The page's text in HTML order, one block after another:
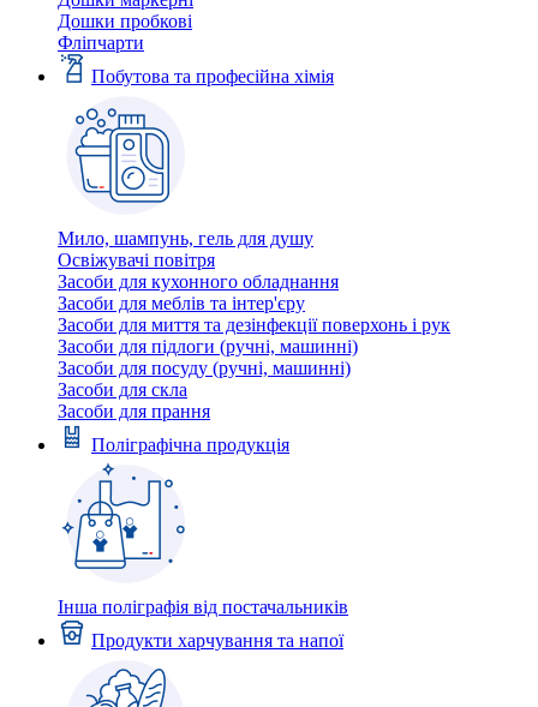
Дошки пробкові
Фліпчарти
Побутова та професійна хімія
Мило, шампунь, гель для душу
Освіжувачі повітря
Засоби для кухонного обладнання
Засоби для меблів та інтер'єру
Засоби для миття та дезінфекції поверхонь і рук
Засоби для підлоги (ручні, машинні)
Засоби для посуду (ручні, машинні)
Засоби для скла
Засоби для прання
Поліграфічна продукція
Інша поліграфія від постачальників
Продукти харчування та напої